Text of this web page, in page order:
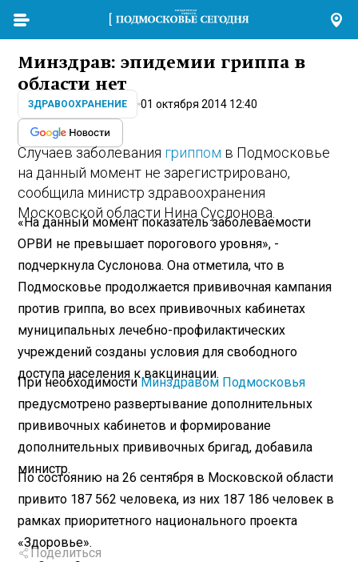
Минздрав: эпидемии гриппа в
области нет
ЗДРАВООХРАНЕНИЕ 01 октября 2014 12:40
Случаев заболевания гриппом в Подмосковье
на данный момент не зарегистрировано,
сообщила министр здравоохранения
Московской области Нина Суслонова.
«На данный момент показатель заболеваемости
ОРВИ не превышает порогового уровня», -
подчеркнула Суслонова. Она отметила, что в
Подмосковье продолжается прививочная кампания
против гриппа, во всех прививочных кабинетах
муниципальных лечебно-профилактических
учреждений созданы условия для свободного
доступа населения к вакцинации.
При необходимостиМинздравом Подмосковья
предусмотрено развертывание дополнительных
прививочных кабинетов и формирование
дополнительных прививочных бригад, добавила
министр.
По состоянию на 26 сентября в Московской области
привито 187 562 человека, из них 187 186 человек в
рамках приоритетного национального проекта
«Здоровье».
Поделиться